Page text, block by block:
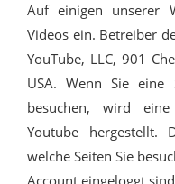
Auf einigen unserer
Videos ein. Betreiber
YouTube, LLC, 901
USA. Wenn Sie eine
besuchen, wird
Youtube hergestellt.
welche Seiten Sie
Account eingeloggt